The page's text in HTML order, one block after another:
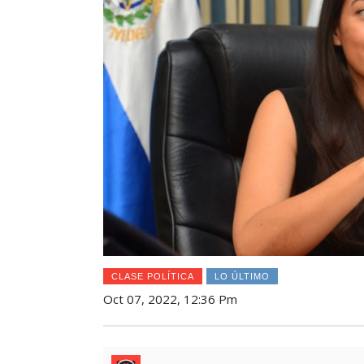
CLASE POLÍTICA LO ÚLTIMO
Oct 07, 2022, 12:36 Pm